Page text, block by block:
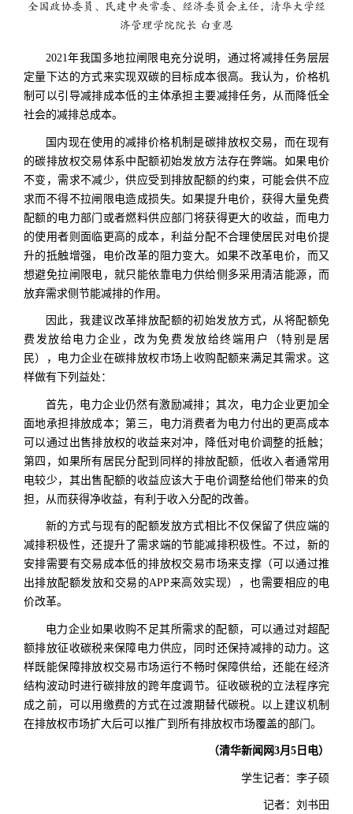
全国政协委员、民建中央常委、经济委员会主任，清华大学经
济管理学院院长 白重恩
2021年我国多地拉闸限电充分说明，通过将减排任务层层
定量下达的方式来实现双碳的目标成本很高。我认为，价格机
制可以引导减排成本低的主体承担主要减排任务，从而降低全
社会的减排总成本。
国内现在使用的减排价格机制是碳排放权交易，而在现有
的碳排放权交易体系中配额初始发放方法存在弊端。如果电价
不变，需求不减少，供应受到排放配额的约束，可能会供不应
求而不得不拉闸限电造成损失。如果提升电价，获得大量免费
配额的电力部门或者燃料供应部门将获得更大的收益，而电力
的使用者则面临更高的成本，利益分配不合理使居民对电价提
升的抵触增强，电价改革的阻力变大。如果不改革电价，而又
想避免拉闸限电，就只能依靠电力供给侧多采用清洁能源，而
放弃需求侧节能减排的作用。
因此，我建议改革排放配额的初始发放方式，从将配额免
费发放给电力企业，改为免费发放给终端用户（特别是居
民），电力企业在碳排放权市场上收购配额来满足其需求。这
样做有下列益处：
首先，电力企业仍然有激励减排；其次，电力企业更加全
面地承担排放成本；第三，电力消费者为电力付出的更高成本
可以通过出售排放权的收益来对冲，降低对电价调整的抵触；
第四，如果所有居民分配到同样的排放配额，低收入者通常用
电较少，其出售配额的收益应该大于电价调整给他们带来的负
担，从而获得净收益，有利于收入分配的改善。
新的方式与现有的配额发放方式相比不仅保留了供应端的
减排积极性，还提升了需求端的节能减排积极性。不过，新的
安排需要有交易成本低的排放权交易市场来支撑（可以通过推
出排放配额发放和交易的APP来高效实现），也需要相应的电
价改革。
电力企业如果收购不足其所需求的配额，可以通过对超配
额排放征收碳税来保障电力供应，同时还保持减排的动力。这
样既能保障排放权交易市场运行不畅时保障供给，还能在经济
结构波动时进行碳排放的跨年度调节。征收碳税的立法程序完
成之前，可以用缴费的方式在过渡期替代碳税。以上建议机制
在排放权市场扩大后可以推广到所有排放权市场覆盖的部门。
（清华新闻网3月5日电）
学生记者：李子硕
记者：刘书田